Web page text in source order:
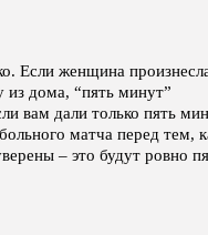
Если женщина
из дома, “пять минут”
вам дали только пять
матча перед тем,
– это будут ровно